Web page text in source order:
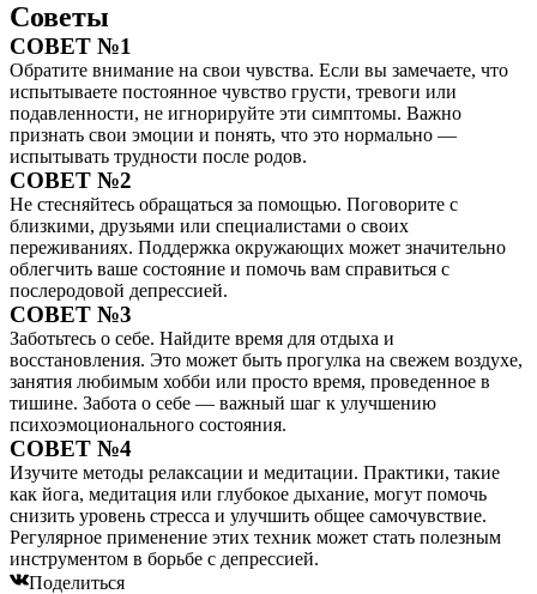
Советы
СОВЕТ №1
Обратите внимание на свои чувства. Если вы замечаете, что
испытываете постоянное чувство грусти, тревоги или
подавленности, не игнорируйте эти симптомы. Важно
признать свои эмоции и понять, что это нормально —
испытывать трудности после родов.
СОВЕТ №2
Не стесняйтесь обращаться за помощью. Поговорите с
близкими, друзьями или специалистами о своих
переживаниях. Поддержка окружающих может значительно
облегчить ваше состояние и помочь вам справиться с
послеродовой депрессией.
СОВЕТ №3
Заботьтесь о себе. Найдите время для отдыха и
восстановления. Это может быть прогулка на свежем воздухе,
занятия любимым хобби или просто время, проведенное в
тишине. Забота о себе — важный шаг к улучшению
психоэмоционального состояния.
СОВЕТ №4
Изучите методы релаксации и медитации. Практики, такие
как йога, медитация или глубокое дыхание, могут помочь
снизить уровень стресса и улучшить общее самочувствие.
Регулярное применение этих техник может стать полезным
инструментом в борьбе с депрессией.
Поделиться